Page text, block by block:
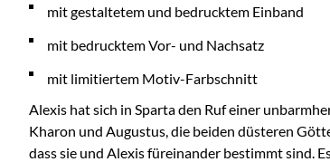
mit gestaltetem und bedrucktem Einband
mit bedrucktem Vor- und Nachsatz
mit limitiertem Motiv-Farbschnitt
Alexis hat sich in Sparta den Ruf einer
Kharon und Augustus, die beiden düsteren
dass sie und Alexis füreinander bestimmt sind.